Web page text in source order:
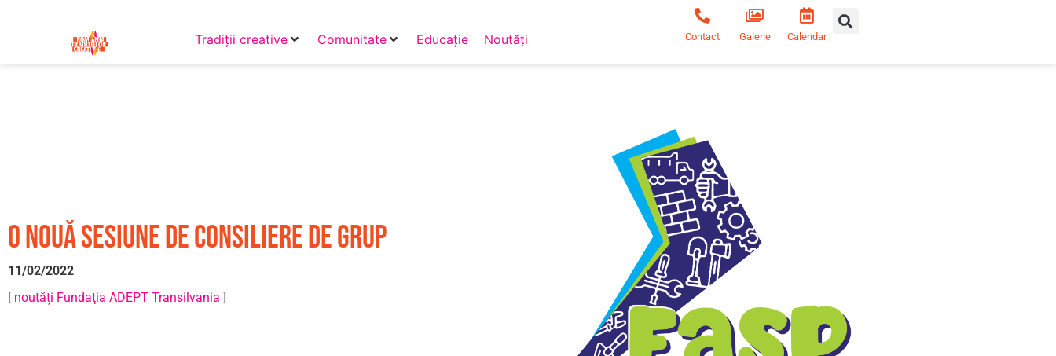
Tradiții creative Comunitate Educație Noutăți Contact Galerie Calendar
O nouă sesiune de consiliere de grup
11/02/2022
[ noutăți Fundaţia ADEPT Transilvania ]